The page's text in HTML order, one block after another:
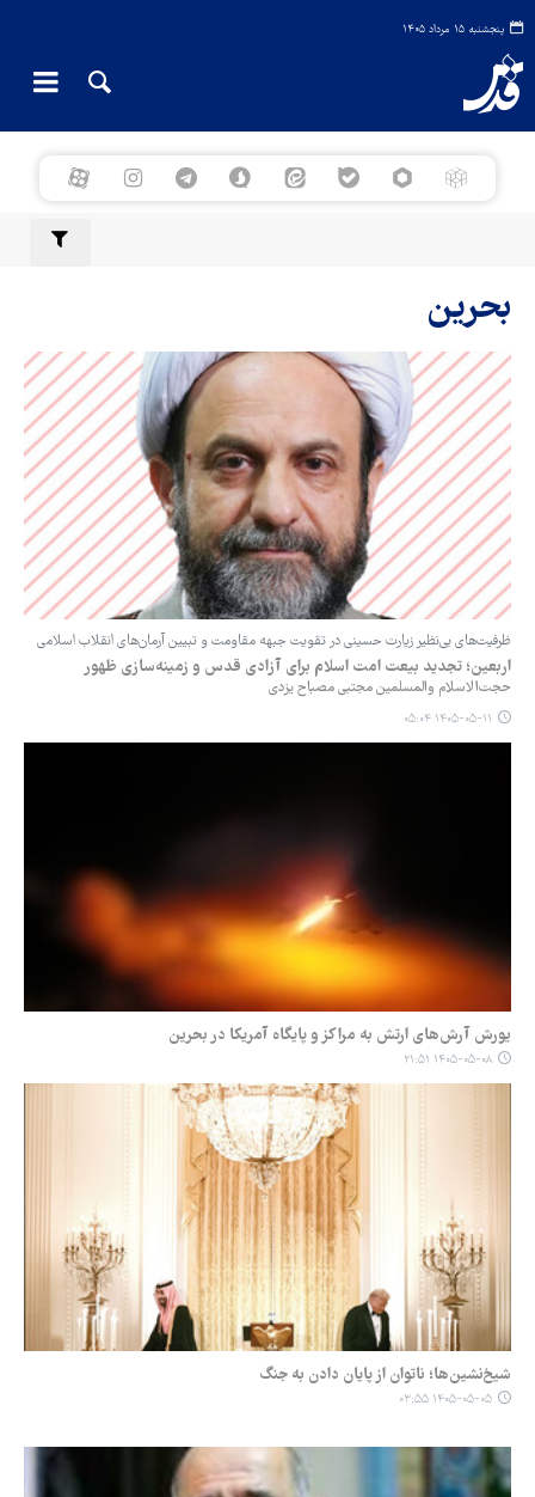
پنجشنبه ۱۵ مرداد ۱۴۰۵
بحرین
‏ظرفیت‌های بی‌نظیر زیارت حسینی در تقویت جبهه مقاومت و تبیین آرمان‌های انقلاب اسلامی
اربعین؛ تجدید بیعت امت اسلام برای آزادی قدس و زمینه‌سازی ظهور
حجت‌الاسلام والمسلمین مجتبی مصباح یزدی
۱۴۰۵-۰۵-۱۱ ۰۵:۰۴
یورش آرش‌های ارتش به مراکز و پایگاه‌ آمریکا در بحرین
۱۴۰۵-۰۵-۰۸ ۲۱:۵۱
شیخ‌نشین‌ها؛ ناتوان از پایان دادن به جنگ
۱۴۰۵-۰۵-۰۵ ۰۳:۵۵